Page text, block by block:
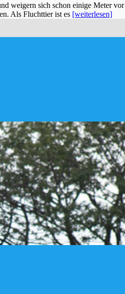
weigern sich schon einige Meter
Als Fluchttier ist es [weiterlesen]